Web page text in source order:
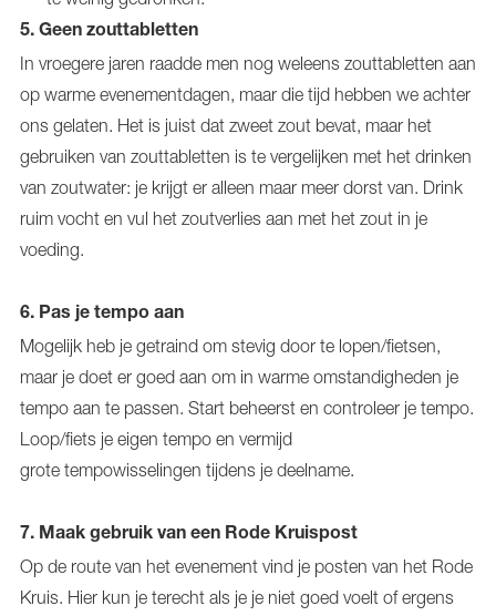
5. Geen zouttabletten
In vroegere jaren raadde men nog weleens zouttabletten aan
op warme evenementdagen, maar die tijd hebben we achter
ons gelaten. Het is juist dat zweet zout bevat, maar het
gebruiken van zouttabletten is te vergelijken met het drinken
van zoutwater: je krijgt er alleen maar meer dorst van. Drink
ruim vocht en vul het zoutverlies aan met het zout in je
voeding.
6. Pas je tempo aan
Mogelijk heb je getraind om stevig door te lopen/fietsen,
maar je doet er goed aan om in warme omstandigheden je
tempo aan te passen. Start beheerst en controleer je tempo.
Loop/fiets je eigen tempo en vermijd
grote tempowisselingen tijdens je deelname.
7. Maak gebruik van een Rode Kruispost
Op de route van het evenement vind je posten van het Rode
Kruis. Hier kun je terecht als je je niet goed voelt of ergens